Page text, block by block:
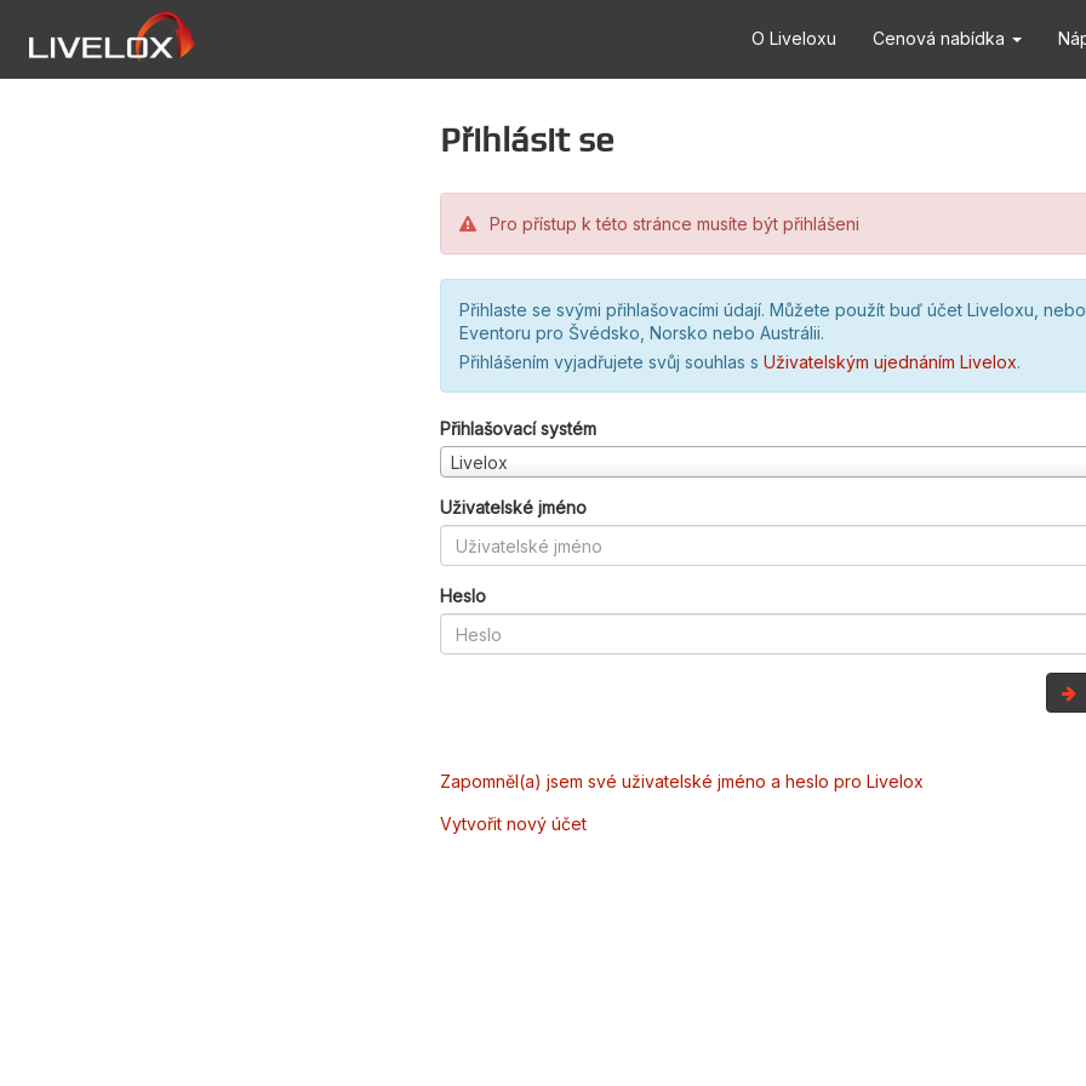
O Liveloxu Cenová nabídka
Přihlásit se
Pro přístup k této stránce musíte být přihlášeni
Přihlaste se svými přihlašovacími údají. Můžete použít buď účet Liveloxu,
Eventoru pro Švédsko, Norsko nebo Austrálii.
Přihlášením vyjadřujete svůj souhlas s Uživatelským ujednáním Livelox.
Přihlašovací systém
Livelox
Uživatelské jméno
Heslo
Zapomněl(a) jsem své uživatelské jméno a heslo pro Livelox
Vytvořit nový účet